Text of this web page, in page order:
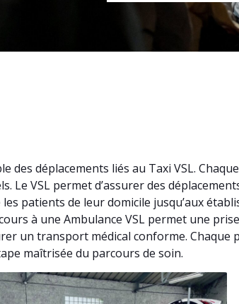
des déplacements liés au Taxi VSL.
Le VSL permet d’assurer des
patients de leur domicile jusqu’aux
à une Ambulance VSL permet une
un transport médical conforme. Chaque
maîtrisée du parcours de soin.